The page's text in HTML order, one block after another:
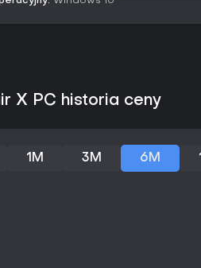
X PC historia ceny
1M 3M 6M